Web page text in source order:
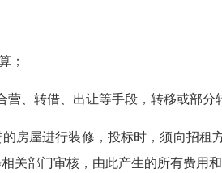
；
营、转借、出让等手段，转移或部分
房屋进行装修，投标时，须向招
关部门审核，由此产生的所有费用和